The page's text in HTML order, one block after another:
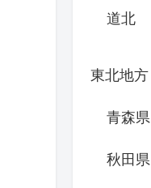
道北
東北地方
青森県
秋田県